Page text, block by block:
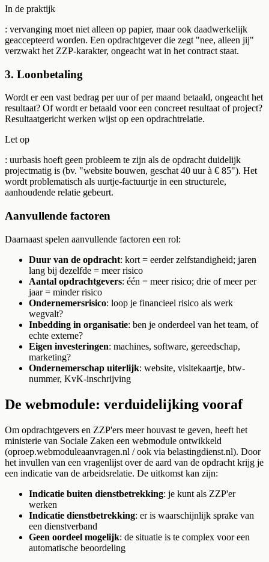
In de praktijk
: vervanging moet niet alleen op papier, maar ook daadwerkelijk
geaccepteerd worden. Een opdrachtgever die zegt "nee, alleen jij"
verzwakt het ZZP-karakter, ongeacht wat in het contract staat.
3. Loonbetaling
Wordt er een vast bedrag per uur of per maand betaald, ongeacht het
resultaat? Of wordt er betaald voor een concreet resultaat of project?
Resultaatgericht werken wijst op een opdrachtrelatie.
Let op
: uurbasis hoeft geen probleem te zijn als de opdracht duidelijk
projectmatig is (bv. "website bouwen, geschat 40 uur à € 85"). Het
wordt problematisch als uurtje-factuurtje in een structurele,
aanhoudende relatie gebeurt.
Aanvullende factoren
Daarnaast spelen aanvullende factoren een rol:
Duur van de opdracht: kort = eerder zelfstandigheid; jaren
lang bij dezelfde = meer risico
Aantal opdrachtgevers: één = meer risico; drie of meer per
jaar = minder risico
Ondernemersrisico: loop je financieel risico als werk
wegvalt?
Inbedding in organisatie: ben je onderdeel van het team, of
echte externe?
Eigen investeringen: machines, software, gereedschap,
marketing?
Ondernemerschap uiterlijk: website, visitekaartje, btw-
nummer, KvK-inschrijving
De webmodule: verduidelijking vooraf
Om opdrachtgevers en ZZP'ers meer houvast te geven, heeft het
ministerie van Sociale Zaken een webmodule ontwikkeld
(oproep.webmoduleaanvragen.nl / ook via belastingdienst.nl). Door
het invullen van een vragenlijst over de aard van de opdracht krijg je
een indicatie van de arbeidsrelatie. De uitkomst kan zijn:
Indicatie buiten dienstbetrekking: je kunt als ZZP'er
werken
Indicatie dienstbetrekking: er is waarschijnlijk sprake van
een dienstverband
Geen oordeel mogelijk: de situatie is te complex voor een
automatische beoordeling